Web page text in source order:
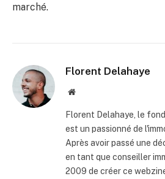
marché.
Florent Delahaye
Site
Florent Delahaye, le
est un passionné de
Après avoir passé une
en tant que conseiller
2009 de créer ce